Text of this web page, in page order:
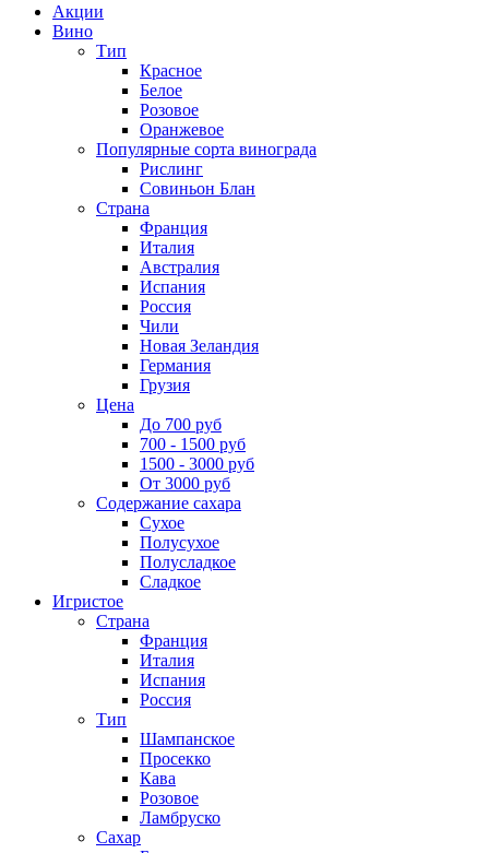
Акции
Вино
Тип
Красное
Белое
Розовое
Оранжевое
Популярные сорта винограда
Рислинг
Совиньон Блан
Страна
Франция
Италия
Австралия
Испания
Россия
Чили
Новая Зеландия
Германия
Грузия
Цена
До 700 руб
700 - 1500 руб
1500 - 3000 руб
От 3000 руб
Содержание сахара
Сухое
Полусухое
Полусладкое
Сладкое
Игристое
Страна
Франция
Италия
Испания
Россия
Тип
Шампанское
Просекко
Кава
Розовое
Ламбруско
Сахар